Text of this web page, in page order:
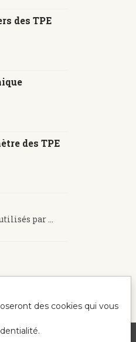
des TPE
des TPE
par ...
des cookies qui vous